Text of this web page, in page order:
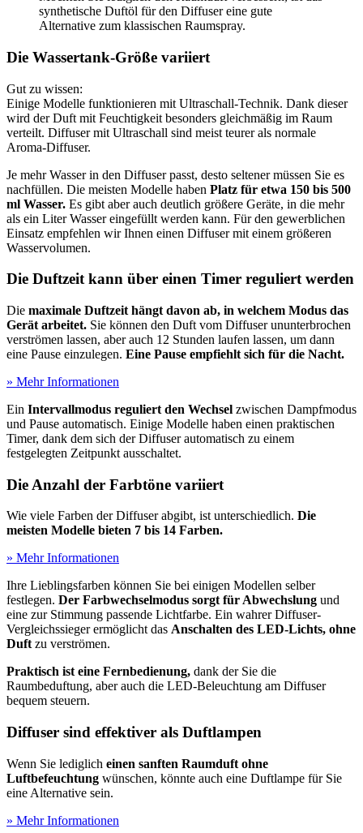
synthetische Duftöl für den Diffuser eine gute
Alternative zum klassischen Raumspray.
Die Wassertank-Größe variiert
Gut zu wissen:
Einige Modelle funktionieren mit Ultraschall-Technik. Dank dieser
wird der Duft mit Feuchtigkeit besonders gleichmäßig im Raum
verteilt. Diffuser mit Ultraschall sind meist teurer als normale
Aroma-Diffuser.
Je mehr Wasser in den Diffuser passt, desto seltener müssen Sie es
nachfüllen. Die meisten Modelle haben Platz für etwa 150 bis 500
ml Wasser. Es gibt aber auch deutlich größere Geräte, in die mehr
als ein Liter Wasser eingefüllt werden kann. Für den gewerblichen
Einsatz empfehlen wir Ihnen einen Diffuser mit einem größeren
Wasservolumen.
Die Duftzeit kann über einen Timer reguliert werden
Die maximale Duftzeit hängt davon ab, in welchem Modus das
Gerät arbeitet. Sie können den Duft vom Diffuser ununterbrochen
verströmen lassen, aber auch 12 Stunden laufen lassen, um dann
eine Pause einzulegen. Eine Pause empfiehlt sich für die Nacht.
» Mehr Informationen
Ein Intervallmodus reguliert den Wechsel zwischen Dampfmodus
und Pause automatisch. Einige Modelle haben einen praktischen
Timer, dank dem sich der Diffuser automatisch zu einem
festgelegten Zeitpunkt ausschaltet.
Die Anzahl der Farbtöne variiert
Wie viele Farben der Diffuser abgibt, ist unterschiedlich. Die
meisten Modelle bieten 7 bis 14 Farben.
» Mehr Informationen
Ihre Lieblingsfarben können Sie bei einigen Modellen selber
festlegen. Der Farbwechselmodus sorgt für Abwechslung und
eine zur Stimmung passende Lichtfarbe. Ein wahrer Diffuser-
Vergleichssieger ermöglicht das Anschalten des LED-Lichts, ohne
Duftzu verströmen.
Praktisch ist eine Fernbedienung, dank der Sie die
Raumbeduftung, aber auch die LED-Beleuchtung am Diffuser
bequem steuern.
Diffuser sind effektiver als Duftlampen
Wenn Sie lediglich einen sanften Raumduft ohne
Luftbefeuchtung wünschen, könnte auch eine Duftlampe für Sie
eine Alternative sein.
» Mehr Informationen